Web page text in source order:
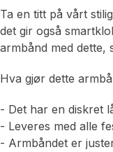
Ta en titt på vårt
det gir også
armbånd med dette,
Hva gjør dette
- Det har en diskret
- Leveres med alle
- Armbåndet er